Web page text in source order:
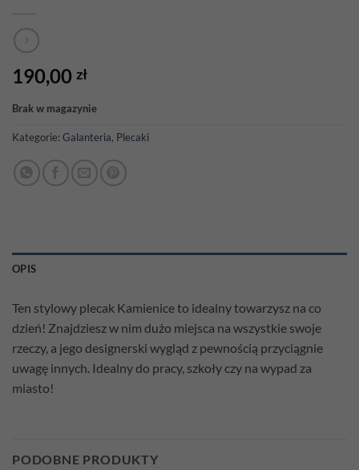
190,00 zł
Brak w magazynie
Kategorie: Galanteria, Plecaki
OPIS
Ten stylowy plecak Kamienice to idealny towarzysz na co
dzień! Znajdziesz w nim dużo miejsca na wszystkie swoje
rzeczy, a jego designerski wygląd z pewnością przyciągnie
uwagę innych. Idealny do pracy, szkoły czy na wypad za
miasto!
PODOBNE PRODUKTY